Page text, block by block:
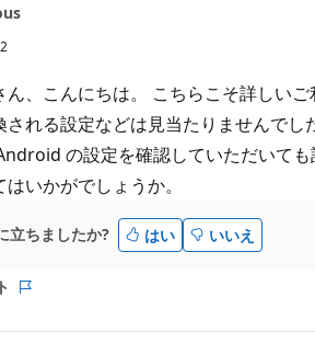
、こんにちは。 こちらこそ詳しい
される設定などは見当たりませんで
の設定を確認していただいても
いかがでしょうか。
立ちましたか? はい いいえ